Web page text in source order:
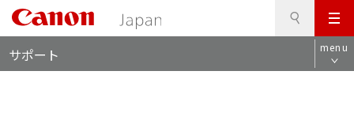
メ
ニ
ュ
サポート menu